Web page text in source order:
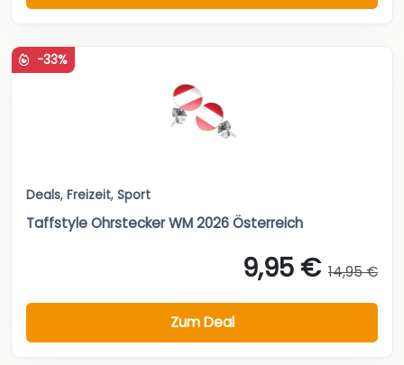
-33%
Deals, Freizeit, Sport
Taffstyle Ohrstecker WM 2026 Österreich
9,95 € 14,95 €
Zum Deal